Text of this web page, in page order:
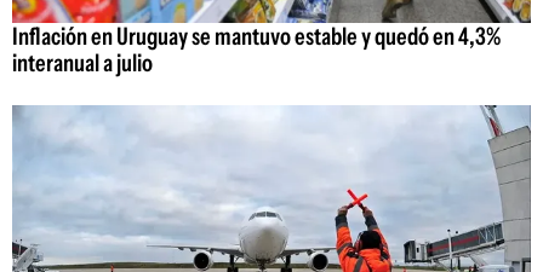
Inflación en Uruguay se mantuvo estable y quedó en 4,3%
interanual a julio